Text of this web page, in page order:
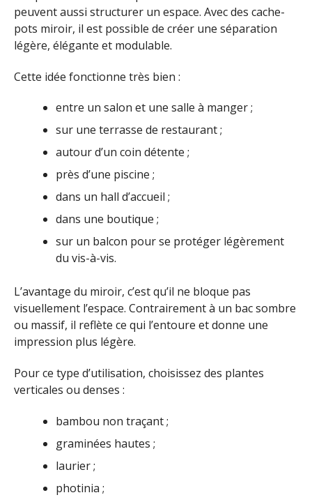
peuvent aussi structurer un espace. Avec des cache-
pots miroir, il est possible de créer une séparation
légère, élégante et modulable.
Cette idée fonctionne très bien :
entre un salon et une salle à manger ;
sur une terrasse de restaurant ;
autour d’un coin détente ;
près d’une piscine ;
dans un hall d’accueil ;
dans une boutique ;
sur un balcon pour se protéger légèrement
du vis-à-vis.
L’avantage du miroir, c’est qu’il ne bloque pas
visuellement l’espace. Contrairement à un bac sombre
ou massif, il reflète ce qui l’entoure et donne une
impression plus légère.
Pour ce type d’utilisation, choisissez des plantes
verticales ou denses :
bambou non traçant ;
graminées hautes ;
laurier ;
photinia ;